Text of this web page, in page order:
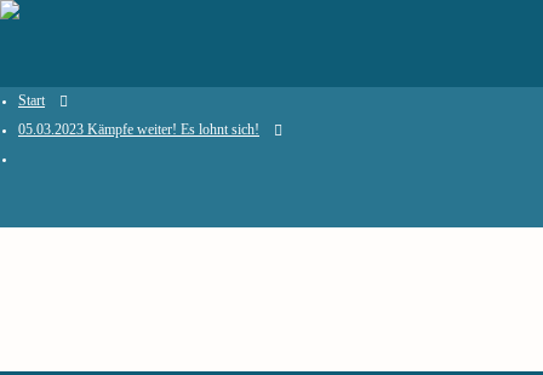
Start
05.03.2023 Kämpfe weiter! Es lohnt sich!